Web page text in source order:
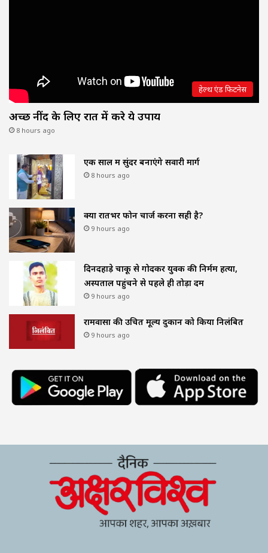
हेल्थ एंड फिटनेस
अच्छी नींद के लिए रात में करे ये उपाय
8 hours ago
एक साल में सुंदर बनाएंगे सवारी मार्ग
8 hours ago
क्या रातभर फोन चार्ज करना सही है?
9 hours ago
दिनदहाड़े चाकू से गोदकर युवक की निर्मम हत्या,
अस्पताल पहुंचने से पहले ही तोड़ा दम
9 hours ago
रामवासा की उचित मूल्य दुकान को किया निलंबित
9 hours ago